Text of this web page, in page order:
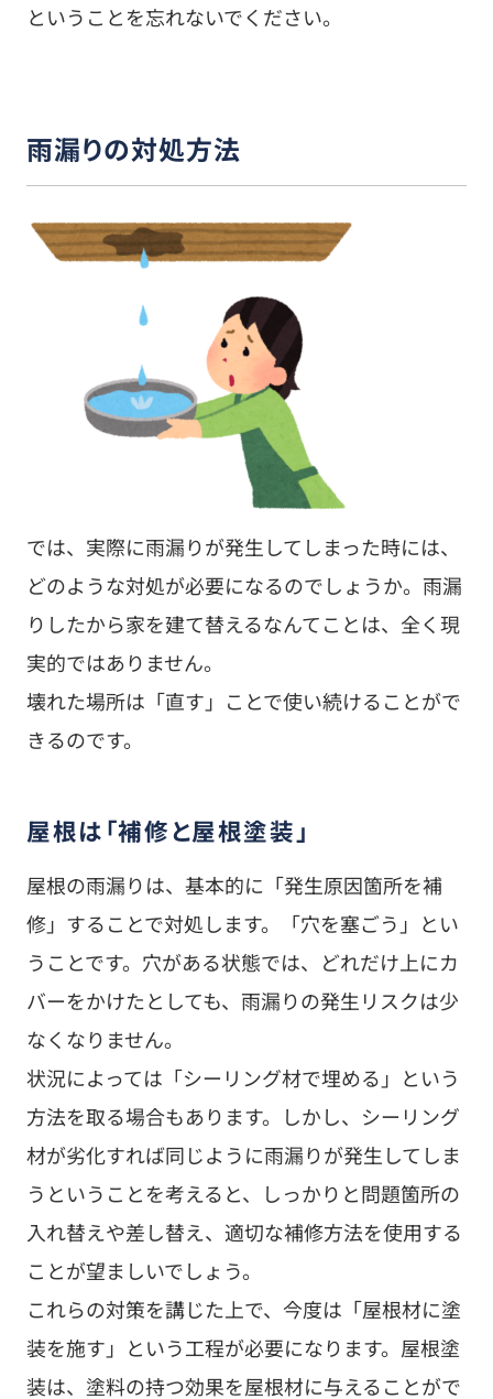
ということを忘れないでください。
雨漏りの対処方法
では、実際に雨漏りが発生してしまった時には、
どのような対処が必要になるのでしょうか。雨漏
りしたから家を建て替えるなんてことは、全く現
実的ではありません。
壊れた場所は「直す」ことで使い続けることがで
きるのです。
屋根は「補修と屋根塗装」
屋根の雨漏りは、基本的に「発生原因箇所を補
修」することで対処します。「穴を塞ごう」とい
うことです。穴がある状態では、どれだけ上にカ
バーをかけたとしても、雨漏りの発生リスクは少
なくなりません。
状況によっては「シーリング材で埋める」という
方法を取る場合もあります。しかし、シーリング
材が劣化すれば同じように雨漏りが発生してしま
うということを考えると、しっかりと問題箇所の
入れ替えや差し替え、適切な補修方法を使用する
ことが望ましいでしょう。
これらの対策を講じた上で、今度は「屋根材に塗
装を施す」という工程が必要になります。屋根塗
装は、塗料の持つ効果を屋根材に与えることがで